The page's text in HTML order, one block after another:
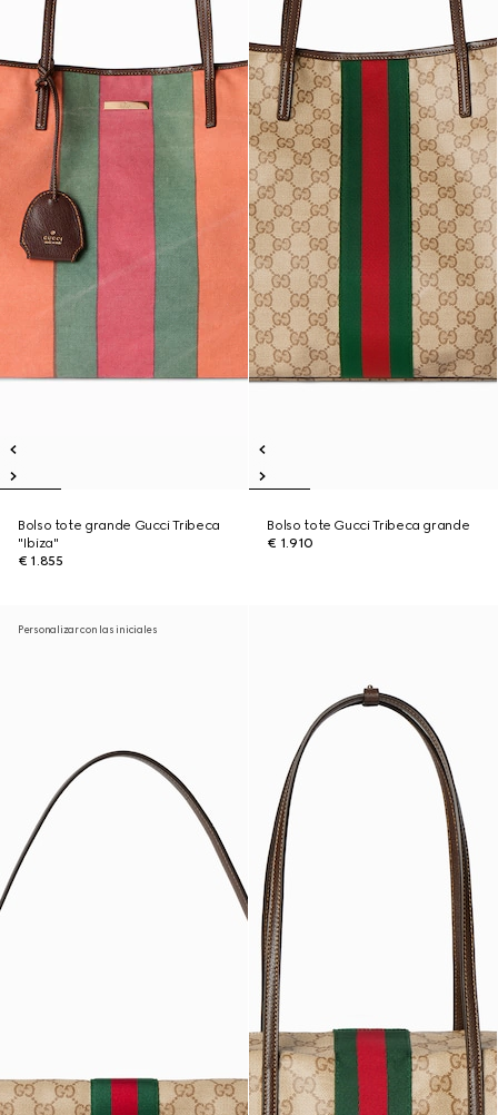
Bolso tote grande Gucci Tribeca
"Ibiza"
€ 1.855
Bolso tote Gucci Tribeca grande
€ 1.910
Personalizar con las iniciales